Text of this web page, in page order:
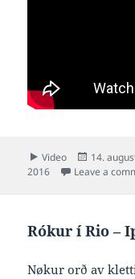
Format
Video
Posted
on
14.
2016
Leave a
Rókur í Rio –
Nøkur orð av